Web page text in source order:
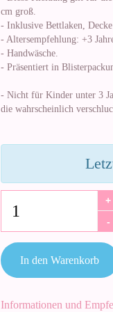
cm groß.
- Inklusive Bettlaken,
- Altersempfehlung: +3
- Handwäsche.
- Präsentiert in
- Nicht für Kinder unter 3
die wahrscheinlich
+
-
In den Warenkorb
Informationen und